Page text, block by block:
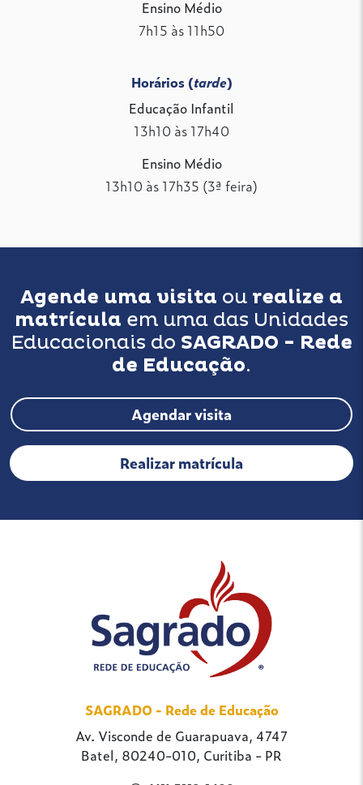
Ensino Médio
7h15 às 11h50
Horários (tarde)
Educação Infantil
13h10 às 17h40
Ensino Médio
13h10 às 17h35 (3ª feira)
Agende uma visita ou realize a
matrícula em uma das Unidades
Educacionais do SAGRADO - Rede
de Educação.
Agendar visita
Realizar matrícula
SAGRADO - Rede de Educação
Av. Visconde de Guarapuava, 4747
Batel, 80240-010, Curitiba - PR